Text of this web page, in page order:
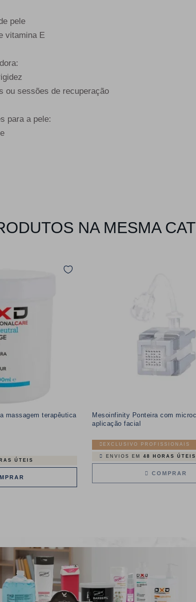
pele
vitamina E
ou sessões de recuperação
para a pele:
NA MESMA
massagem terapêutica
ÚTEIS
Mesoinfinity Ponteira com
aplicação facial
EXCLUSIVO PROFISSIONAIS
ENVIOS EM 48 HORAS ÚTEIS
COMPRAR